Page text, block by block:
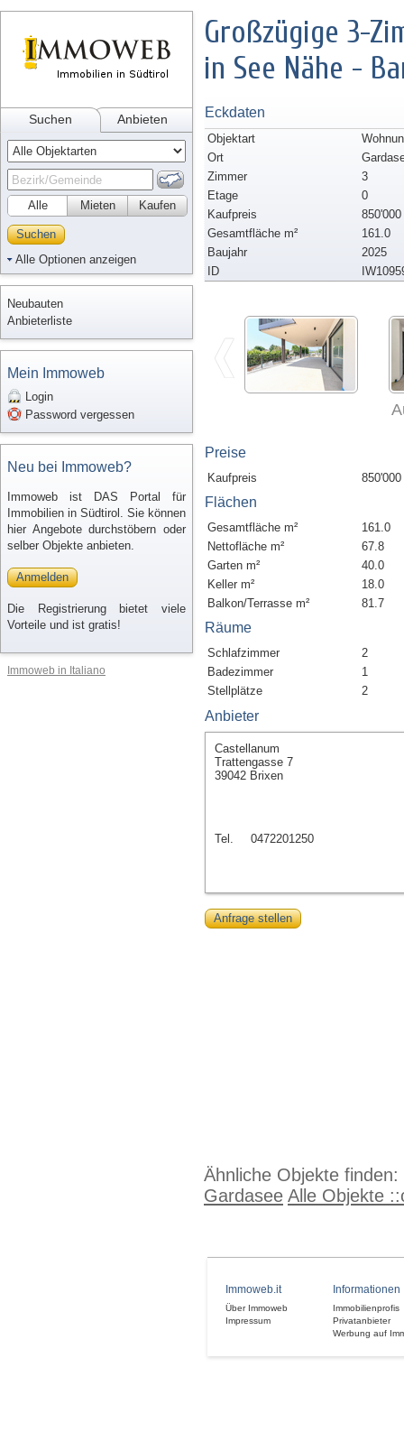
Suchen Anbieten
Alle Kaufen
Mieten
Suchen
Alle Optionen anzeigen
Neubauten
Anbieterliste
Mein Immoweb
Login
Password vergessen
Neu bei Immoweb?
Immoweb ist DAS Portal für
Immobilien in Südtirol. Sie können
hier Angebote durchstöbern oder
selber Objekte anbieten.
Anmelden
Die Registrierung bietet viele
Vorteile und ist gratis!
Immoweb in Italiano
Großzügige 3-
in See Nähe -
Eckdaten
Objektart
Ort
Zimmer
3
Etage
0
Kaufpreis
850'000
Gesamtfläche m²
161.0
Baujahr
2025
ID
Preise
Kaufpreis 850'000
Flächen
Gesamtfläche m²
161.0
Nettofläche m²
67.8
Garten m²
40.0
Keller m²
18.0
Balkon/Terrasse m²
81.7
Räume
Schlafzimmer
2
Badezimmer
1
Stellplätze
2
Anbieter
Castellanum
Trattengasse 7
39042 Brixen
Tel. 0472201250
Anfrage stellen
Ähnliche Objekte finden:
Gardasee Alle Objekte
Immoweb.it
Über Immoweb
Impressum
Informationen
Immobilienprofis
Privatanbieter
Werbung auf